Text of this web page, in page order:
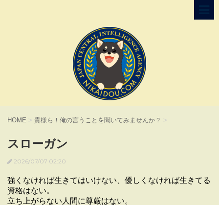
HOME > 貴様ら！俺の言うことを聞いてみませんか？ >
スローガン
2026/07/07 02:20
強くなければ生きてはいけない、優しくなければ生きてる
資格はない。
立ち上がらない人間に尊厳はない。